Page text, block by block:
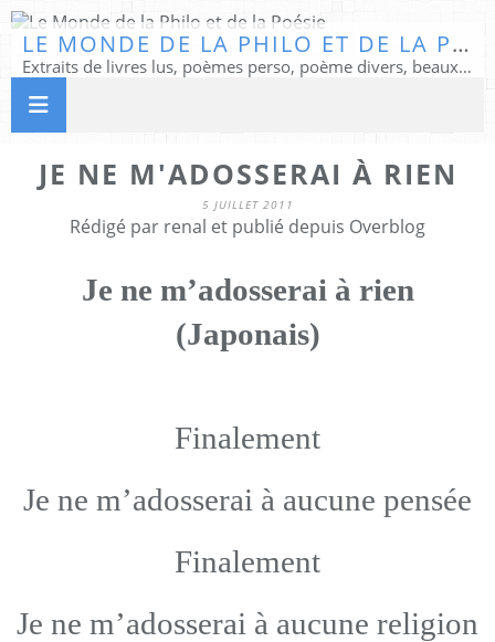
LE MONDE DE LA PHILO ET DE LA POÉSIE
Extraits de livres lus, poèmes perso, poème divers, beaux textes...
JE NE M'ADOSSERAI À RIEN
5 JUILLET 2011
Rédigé par renal et publié depuis Overblog
Je ne m’adosserai à rien
(Japonais)
Finalement
Je ne m’adosserai à aucune pensée
Finalement
Je ne m’adosserai à aucune religion